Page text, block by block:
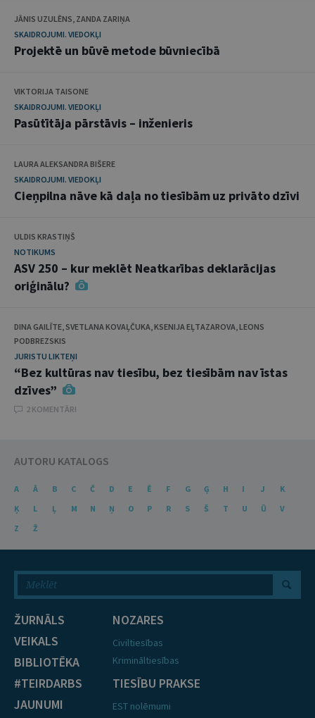
JĀNIS UZULĒNS, ZANDA ZARIŅA
SKAIDROJUMI. VIEDOKĻI
Projektē un būvē metode būvniecībā
VIKTORIJA TAISONE
SKAIDROJUMI. VIEDOKĻI
Pasūtītāja pārstāvis – inženieris
LAURA ALEKSANDRA BIŠERE
SKAIDROJUMI. VIEDOKĻI
Cieņpilna nāve kā daļa no tiesībām uz privāto dzīvi
ULDIS KRASTIŅŠ
NOTIKUMS
ASV 250 – kur meklēt Neatkarības deklarācijas
oriģinālu?
DINA GAILĪTE, SVETLANA KOVAĻČUKA, KSENIJA EĻTAZAROVA, LEONS
PODBREZSKIS
JURISTU LIKTEŅI
“Bez kultūras nav tiesību, bez tiesībām nav īstas
dzīves”
2 KOMENTĀRI
AUTORU KATALOGS
A Ā B C Č D E Ē F G Ģ H I J
K
Ķ
L Ļ M N Ņ O P R S Š T U Ū
V
Z
Ž
ŽURNĀLS
VEIKALS
BIBLIOTĒKA
#TEIRDARBS
JAUNUMI
NOZARES
Civiltiesības
Krimināltiesības
TIESĪBU PRAKSE
EST nolēmumi